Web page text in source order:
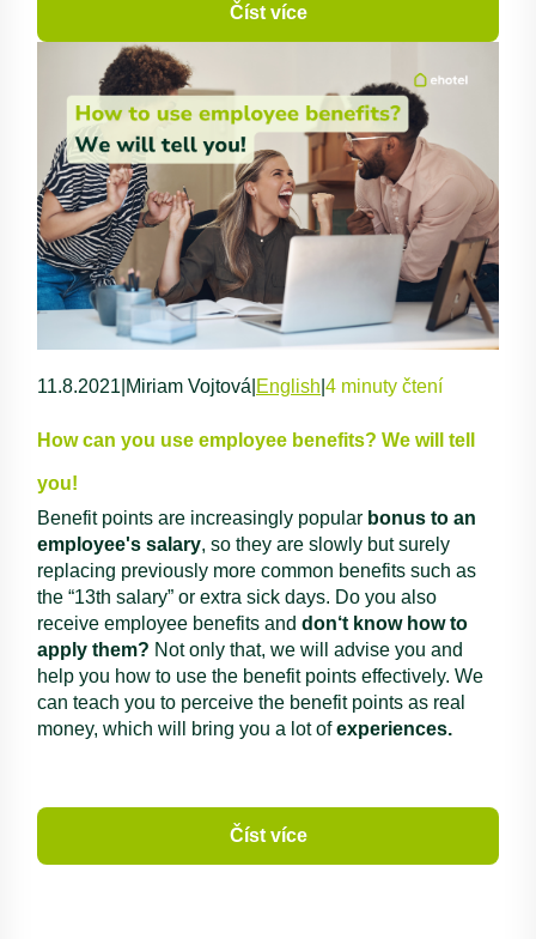
Číst více
11.8.2021 Miriam Vojtová English 4 minuty čtení
How can you use employee benefits? We will tell
you!
Benefit points are increasingly popular bonus to an
employee's salary, so they are slowly but surely
replacing previously more common benefits such as
the “13th salary” or extra sick days. Do you also
receive employee benefits and don‘t know how to
apply them? Not only that, we will advise you and
help you how to use the benefit points effectively. We
can teach you to perceive the benefit points as real
money, which will bring you a lot ofexperiences.
Číst více